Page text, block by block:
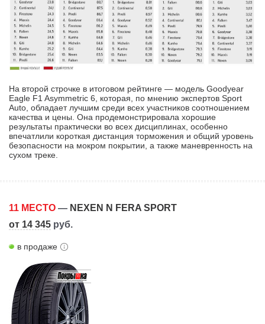
На второй строчке в итоговом рейтинге — модель Goodyear
Eagle F1 Asymmetric 6, которая, по мнению экспертов Sport
Auto, обладает лучшим среди всех участников соотношением
качества и цены. Она продемонстрировала хорошие
результаты практически во всех дисциплинах, особенно
впечатлили короткая дистанция торможения и общий уровень
безопасности на мокром покрытии, а также маневренность на
сухом треке.
11 МЕСТО — NEXEN N FERA SPORT
от 14 345 руб.
в продаже